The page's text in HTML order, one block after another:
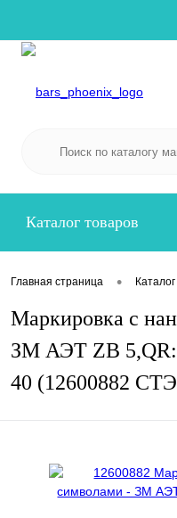
Каталог товаров
Главная страница •
Маркировка с
ЗМ АЭТ ZB
40 (12600882